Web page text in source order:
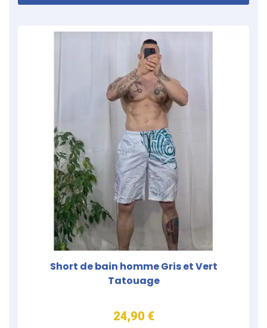
Short de bain homme Gris et Vert
Tatouage
24,90 €